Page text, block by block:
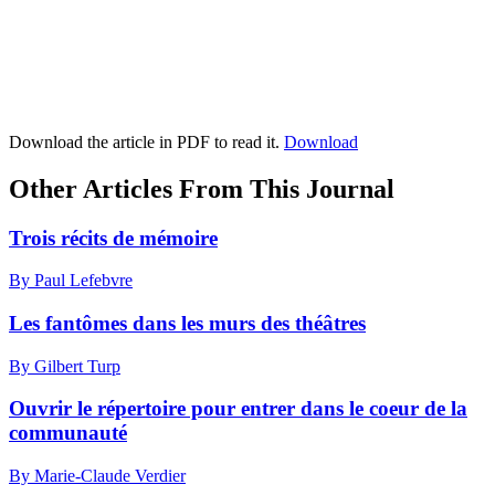
Download the article in PDF to read it. Download
Other Articles From This Journal
Trois récits de mémoire
By Paul Lefebvre
Les fantômes dans les murs des théâtres
By Gilbert Turp
Ouvrir le répertoire pour entrer dans le coeur de la
communauté
By Marie-Claude Verdier